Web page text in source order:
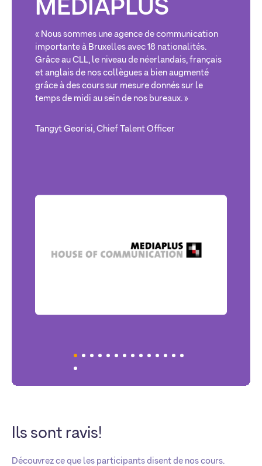
MEDIAPLUS
« Nous sommes une agence de communication
importante à Bruxelles avec 18 nationalités.
Grâce au CLL, le niveau de néerlandais, français
et anglais de nos collègues a bien augmenté
grâce à des cours sur mesure donnés sur le
temps de midi au sein de nos bureaux. »
Tangyt Georisi, Chief Talent Officer
Ils sont ravis!
Découvrez ce que les participants disent de nos cours.